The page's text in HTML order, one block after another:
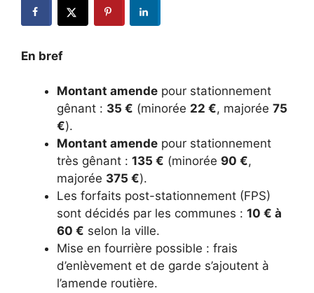
En bref
Montant amende pour stationnement
gênant : 35 € (minorée 22 €, majorée 75
€).
Montant amende pour stationnement
très gênant : 135 € (minorée 90 €,
majorée 375 €).
Les forfaits post-stationnement (FPS)
sont décidés par les communes : 10 € à
60 € selon la ville.
Mise en fourrière possible : frais
d’enlèvement et de garde s’ajoutent à
l’amende routière.